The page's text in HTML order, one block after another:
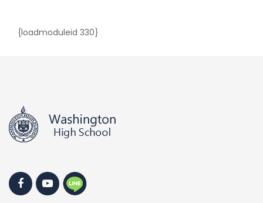
{loadmoduleid 330}